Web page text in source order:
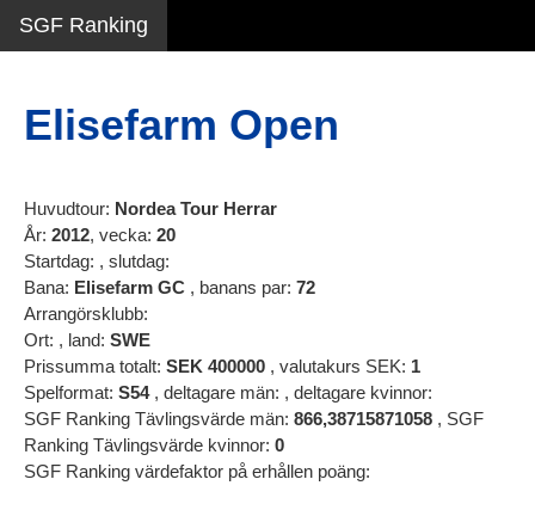
SGF Ranking
Elisefarm Open
Huvudtour: Nordea Tour Herrar
År: 2012, vecka: 20
Startdag: , slutdag:
Bana: Elisefarm GC , banans par: 72
Arrangörsklubb:
Ort: , land: SWE
Prissumma totalt: SEK 400000 , valutakurs SEK: 1
Spelformat: S54, deltagare män: , deltagare kvinnor:
SGF Ranking Tävlingsvärde män: 866,38715871058 , SGF
Ranking Tävlingsvärde kvinnor: 0
SGF Ranking värdefaktor på erhållen poäng: